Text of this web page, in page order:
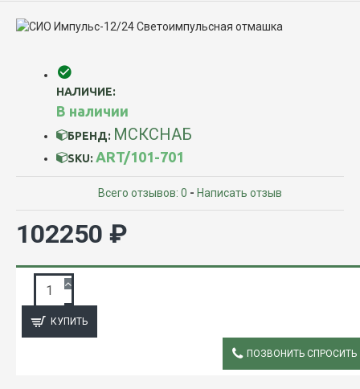
НАЛИЧИЕ:
В наличии
БРЕНД: МСКСНАБ
SKU: ART/101-701
Всего отзывов: 0 - Написать отзыв
102250 ₽
КУПИТЬ
ПОЗВОНИТЬ СПРОСИТЬ